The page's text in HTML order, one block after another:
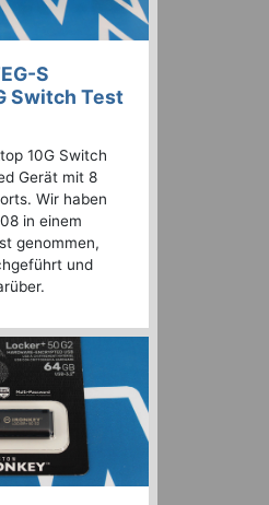
S
Switch Test
10G Switch
Gerät mit 8
Wir haben
in einem
genommen,
und